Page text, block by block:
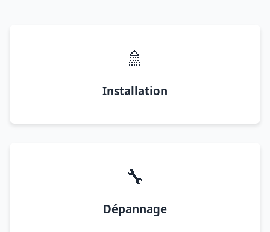
🚿
Installation
🔧
Dépannage